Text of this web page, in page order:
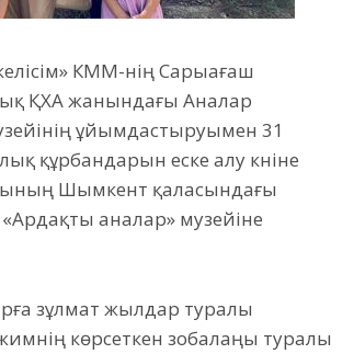
КММ-нің Сарыағаш
ҚХА жанындағы Аналар
ұйымдастыруымен 31
құрбандарын еске алу күніне
Шымкент қаласындағы
аналар» музейіне
зұлмат жылдар туралы
көрсеткен зобалаңы туралы